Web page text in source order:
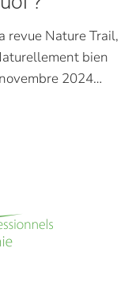
revue Nature Trail,
bien
2024…